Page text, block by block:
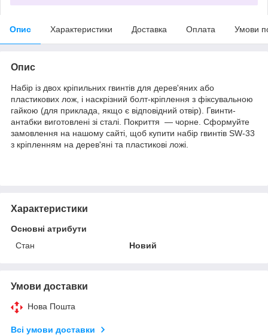
Опис Характеристики Доставка Оплата Умови
Опис
Набір із двох кріпильних гвинтів для дерев'яних або
пластикових лож, і наскрізний болт-кріплення з фіксувальною
гайкою (для приклада, якщо є відповідний отвір). Гвинти-
антабки виготовлені зі сталі. Покриття — чорне. Сформуйте
замовлення на нашому сайті, щоб купити набір гвинтів SW-33
з кріпленням на дерев'яні та пластикові ложі.
Характеристики
Основні атрибути
Стан
Новий
Умови доставки
Нова Пошта
Всі умови доставки